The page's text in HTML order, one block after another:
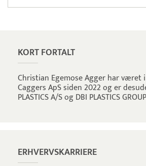
KORT FORTALT
Christian Egemose Agger har
Caggers ApS siden 2022 og er
PLASTICS A/S og DBI PLASTICS
ERHVERVSKARRIERE